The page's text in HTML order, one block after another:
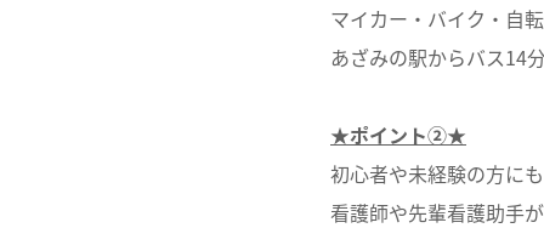
マイカー・バイク・自
あざみの駅からバス14
★ポイント②★
初心者や未経験の方に
看護師や先輩看護助手